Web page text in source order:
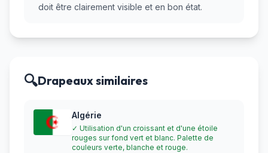
doit être clairement visible et en bon état.
🔍Drapeaux similaires
Algérie
✓ Utilisation d'un croissant et d'une étoile
rouges sur fond vert et blanc. Palette de
couleurs verte, blanche et rouge.